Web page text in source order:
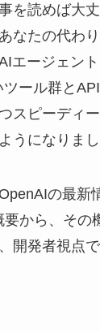
を読めば大
なたの代わ
エージェント
ール群と
スピーディ
うになりまし
の最新
から、その
開発者視点